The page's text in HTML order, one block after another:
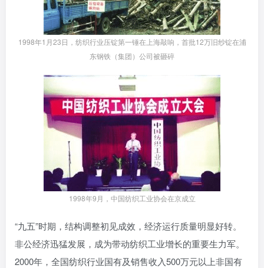
1998年1月23日，纺织行业压锭第一锤在上海敲响，首批12万旧纱锭在浦
东钢铁（集团）公司被砸碎
1998年9月，中国纺织工业协会在京成立
“九五”时期，结构调整初见成效，经济运行质量明显好转。
非公经济迅猛发展，成为带动纺织工业增长的重要生力军。
2000年，全国纺织行业国有及销售收入500万元以上非国有